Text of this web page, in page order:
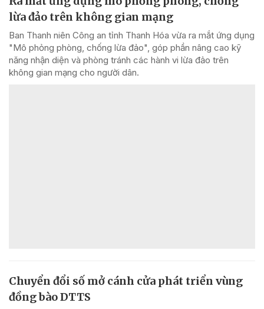
lừa đảo trên không gian mạng
Ban Thanh niên Công an tỉnh Thanh Hóa vừa ra mắt ứng dụng
"Mô phỏng phòng, chống lừa đảo", góp phần nâng cao kỹ
năng nhận diện và phòng tránh các hành vi lừa đảo trên
không gian mạng cho người dân.
Chuyển đổi số mở cánh cửa phát triển vùng
đồng bào DTTS